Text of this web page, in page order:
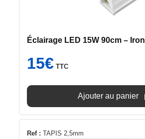
Éclairage LED 15W 90cm – Iron
15€ TTC
Ajouter au panier
Ref : TAPIS 2,5mm
Ce